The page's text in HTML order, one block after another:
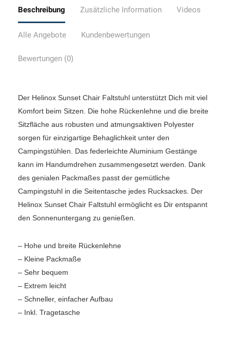
Beschreibung Zusätzliche Information Videos
Alle Angebote Kundenbewertungen
Bewertungen (0)
Der Helinox Sunset Chair Faltstuhl unterstützt Dich mit viel
Komfort beim Sitzen. Die hohe Rückenlehne und die breite
Sitzfläche aus robusten und atmungsaktiven Polyester
sorgen für einzigartige Behaglichkeit unter den
Campingstühlen. Das federleichte Aluminium Gestänge
kann im Handumdrehen zusammengesetzt werden. Dank
des genialen Packmaßes passt der gemütliche
Campingstuhl in die Seitentasche jedes Rucksackes. Der
Helinox Sunset Chair Faltstuhl ermöglicht es Dir entspannt
den Sonnenuntergang zu genießen.
– Hohe und breite Rückenlehne
– Kleine Packmaße
– Sehr bequem
– Extrem leicht
– Schneller, einfacher Aufbau
– Inkl. Tragetasche